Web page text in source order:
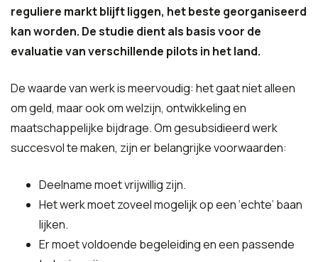
reguliere markt blijft liggen, het beste georganiseerd
kan worden. De studie dient als basis voor de
evaluatie van verschillende pilots in het land.
De waarde van werk is meervoudig: het gaat niet alleen
om geld, maar ook om welzijn, ontwikkeling en
maatschappelijke bijdrage. Om gesubsidieerd werk
succesvol te maken, zijn er belangrijke voorwaarden:
Deelname moet vrijwillig zijn.
Het werk moet zoveel mogelijk op een ‘echte’ baan
lijken.
Er moet voldoende begeleiding en een passende